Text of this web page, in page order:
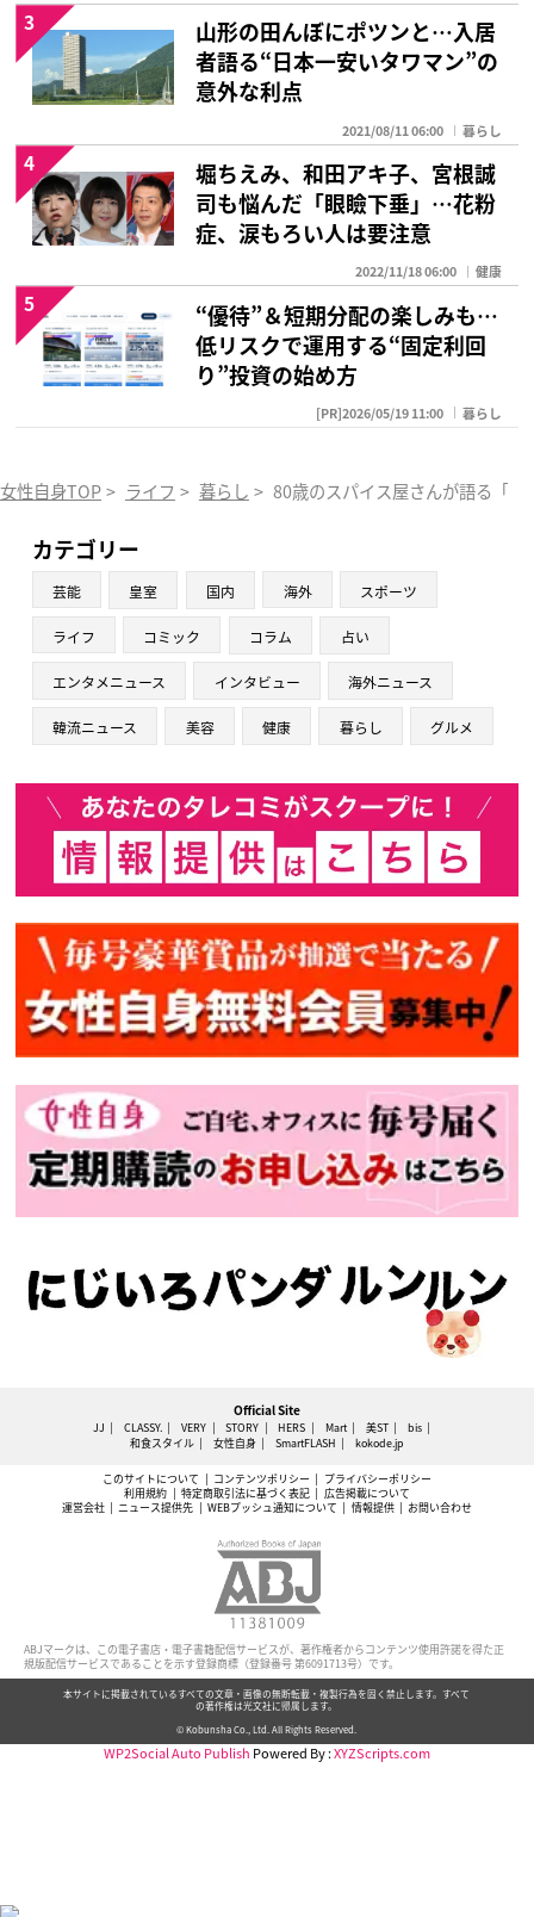
山形の田んぼにポツンと…入居
者語る“日本一安いタワマン”の
意外な利点
2021/08/11 06:00 暮らし
3
堀ちえみ、和田アキ子、宮根誠
司も悩んだ「眼瞼下垂」…花粉
症、涙もろい人は要注意
2022/11/18 06:00 健康
4
“優待”＆短期分配の楽しみも…
低リスクで運用する“固定利回
り”投資の始め方
[PR]2026/05/19 11:00 暮らし
5
女性自身TOP > ライフ > 暮らし > 80歳のスパイス屋さんが語る「
カテゴリー
芸能 皇室 国内 海外 スポーツ
ライフ コミック コラム 占い
エンタメニュース インタビュー 海外ニュース
韓流ニュース 美容 健康 暮らし グルメ
Official Site
JJ CLASSY. VERY STORY HERS Mart 美ST
bis
和食スタイル
女性自身 SmartFLASH kokode.jp
このサイトについて コンテンツポリシー
プライバシーポリシー
利用規約
特定商取引法に基づく表記
広告掲載について
運営会社
ニュース提供先 WEBプッシュ通知について 情報提供 お問い合わせ
ABJマークは、この電子書店・電子書籍配信サービスが、著作権者からコンテンツ使用許諾を得た正
規版配信サービスであることを示す登録商標（登録番号 第6091713号）です。
本サイトに掲載されているすべての文章・画像の無断転載・複製行為を固く禁止します。すべて
の著作権は光文社に帰属します。
© Kobunsha Co., Ltd. All Rights Reserved.
WP2Social Auto Publish Powered By :XYZScripts.com